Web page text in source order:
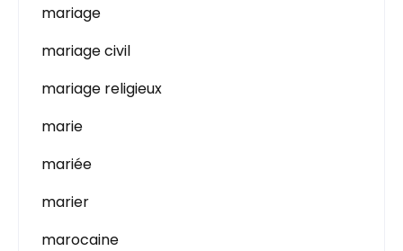
mariage
mariage civil
mariage religieux
marie
mariée
marier
marocaine